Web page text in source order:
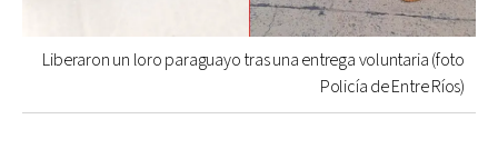
Liberaron un loro paraguayo tras una entrega voluntaria (foto
Policía de Entre Ríos)